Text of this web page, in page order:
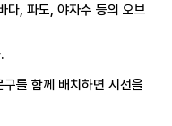
다, 파도, 야자수 등의 오브
를 함께 배치하면 시선을